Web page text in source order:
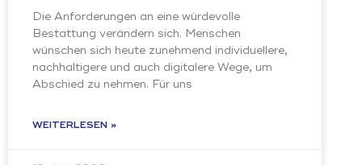
Die Anforderungen an eine würdevolle
Bestattung verändern sich. Menschen
wünschen sich heute zunehmend individuellere,
nachhaltigere und auch digitalere Wege, um
Abschied zu nehmen. Für uns
WEITERLESEN »